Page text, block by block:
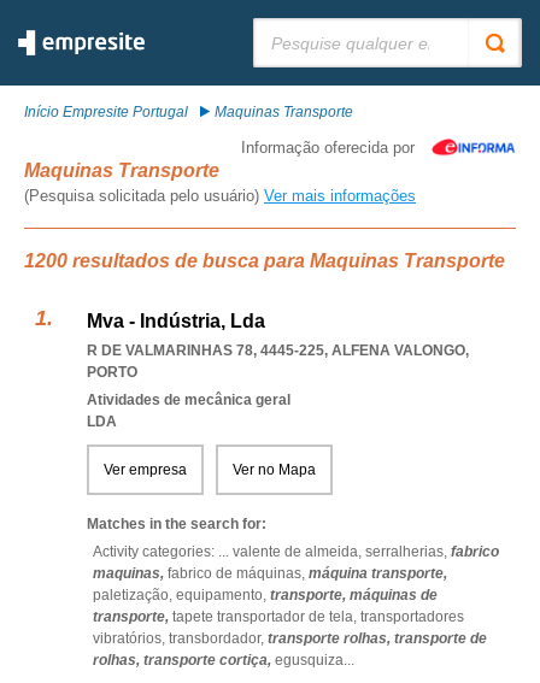
Início Empresite Portugal Maquinas Transporte
Informação oferecida por
Maquinas Transporte
(Pesquisa solicitada pelo usuário) Ver mais informações
1200 resultados de busca para Maquinas Transporte
Mva - Indústria, Lda
R DE VALMARINHAS 78, 4445-225, ALFENA VALONGO,
PORTO
Atividades de mecânica geral
LDA
Ver empresa Ver no Mapa
Matches in the search for:
Activity categories: ... valente de almeida, serralherias, fabrico
maquinas, fabrico de máquinas, máquina transporte,
paletização, equipamento, transporte, máquinas de
transporte, tapete transportador de tela, transportadores
vibratórios, transbordador, transporte rolhas, transporte de
rolhas, transporte cortiça, egusquiza...